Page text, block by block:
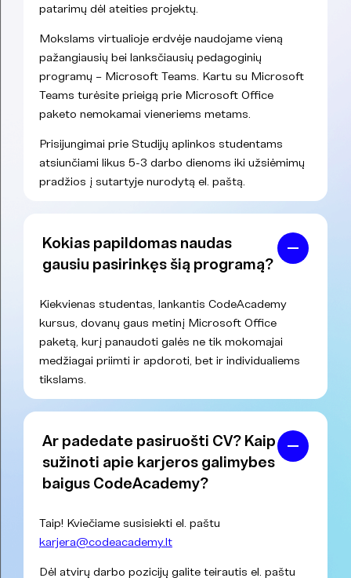
patarimų dėl ateities projektų.
Mokslams virtualioje erdvėje naudojame vieną
pažangiausių bei lanksčiausių pedagoginių
programų – Microsoft Teams. Kartu su Microsoft
Teams turėsite prieigą prie Microsoft Office
paketo nemokamai vieneriems metams.
Prisijungimai prie Studijų aplinkos studentams
atsiunčiami likus 5-3 darbo dienoms iki užsiėmimų
pradžios į sutartyje nurodytą el. paštą.
Kokias papildomas naudas
gausiu pasirinkęs šią programą?
Kiekvienas studentas, lankantis CodeAcademy
kursus, dovanų gaus metinį Microsoft Office
paketą, kurį panaudoti galės ne tik mokomajai
medžiagai priimti ir apdoroti, bet ir individualiems
tikslams.
Ar padedate pasiruošti CV? Kaip
sužinoti apie karjeros galimybes
baigus CodeAcademy?
Taip! Kviečiame susisiekti el. paštu
karjera@codeacademy.lt
Dėl atvirų darbo pozicijų galite teirautis el. paštu